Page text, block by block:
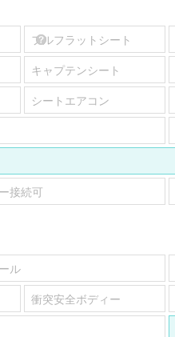
フルフラットシート
キャプテンシート
シートエアコン
接続可
ル
衝突安全ボディー